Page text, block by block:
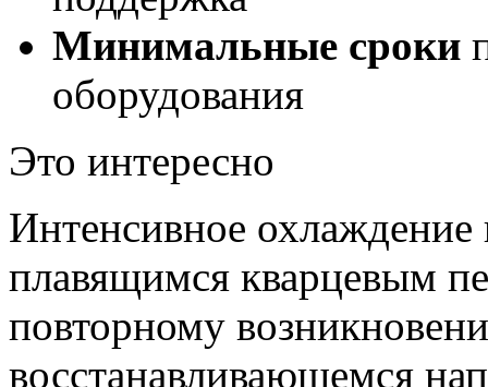
Минимальные сроки
оборудования
Это интересно
Интенсивное охлаждение
плавящимся кварцевым
повторному
восстанавливающемся